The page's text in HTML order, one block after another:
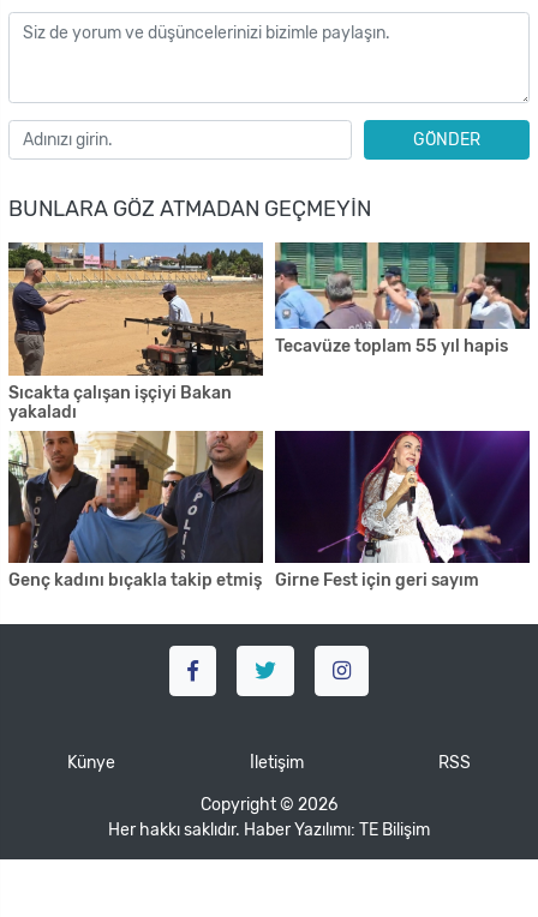
GÖNDER
BUNLARA GÖZ ATMADAN GEÇMEYIN
Sıcakta çalışan işçiyi Bakan
yakaladı
Tecavüze toplam 55 yıl hapis
Genç kadını bıçakla takip etmiş Girne Fest için geri sayım
Künye İletişim RSS
Copyright © 2026
Her hakkı saklıdır. Haber Yazılımı: TE Bilişim